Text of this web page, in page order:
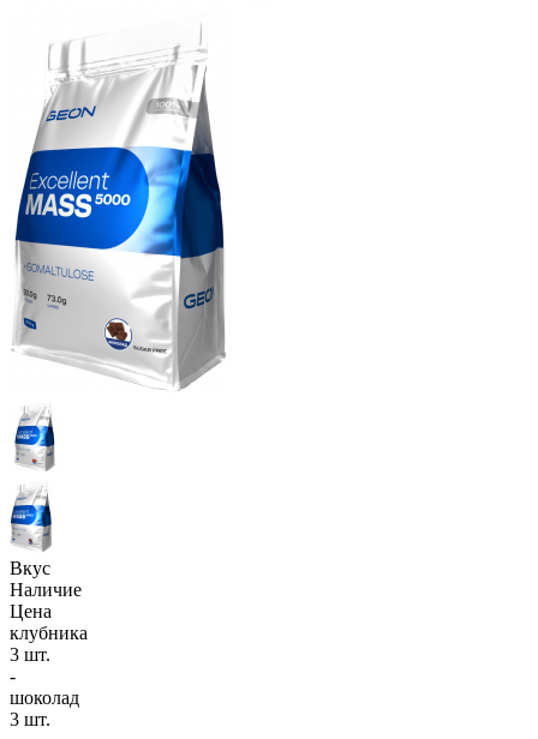
Вкус
Наличие
Цена
клубника
3 шт.
-
шоколад
3 шт.